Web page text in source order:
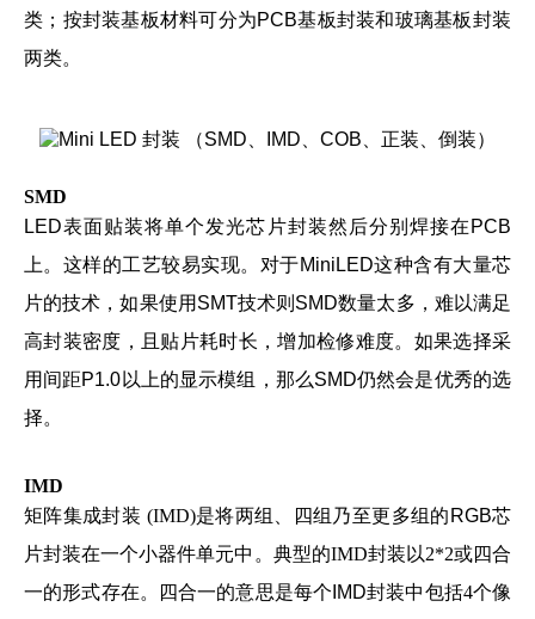
类；按封装基板材料可分为PCB基板封装和玻璃基板封装
两类。
SMD
LED表面贴装将单个发光芯片封装然后分别焊接在PCB
上。这样的工艺较易实现。对于MiniLED这种含有大量芯
片的技术，如果使用SMT技术则SMD数量太多，难以满足
高封装密度，且贴片耗时长，增加检修难度。如果选择采
用间距P1.0以上的显示模组，那么SMD仍然会是优秀的选
择。
IMD
矩阵集成封装 (IMD)是将两组、四组乃至更多组的RGB芯
片封装在一个小器件单元中 。典型的IMD封装 以2*2或四合
一的形式存在。四合一的意思是每个IMD封装中包括4个像